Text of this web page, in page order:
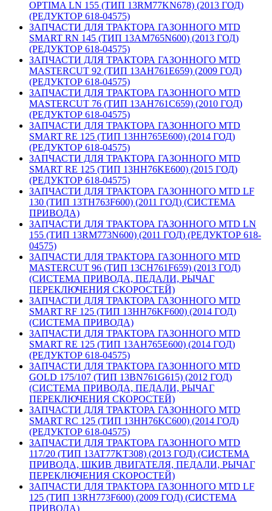
OPTIMA LN 155 (ТИП 13RM77KN678) (2013 ГОД)
(РЕДУКТОР 618-04575)
ЗАПЧАСТИ ДЛЯ ТРАКТОРА ГАЗОННОГО MTD
SMART RN 145 (ТИП 13AM765N600) (2013 ГОД)
(РЕДУКТОР 618-04575)
ЗАПЧАСТИ ДЛЯ ТРАКТОРА ГАЗОННОГО MTD
MASTERCUT 92 (ТИП 13AH761E659) (2009 ГОД)
(РЕДУКТОР 618-04575)
ЗАПЧАСТИ ДЛЯ ТРАКТОРА ГАЗОННОГО MTD
MASTERCUT 76 (ТИП 13AH761C659) (2010 ГОД)
(РЕДУКТОР 618-04575)
ЗАПЧАСТИ ДЛЯ ТРАКТОРА ГАЗОННОГО MTD
SMART RE 125 (ТИП 13HH765E600) (2014 ГОД)
(РЕДУКТОР 618-04575)
ЗАПЧАСТИ ДЛЯ ТРАКТОРА ГАЗОННОГО MTD
SMART RE 125 (ТИП 13HH76KE600) (2015 ГОД)
(РЕДУКТОР 618-04575)
ЗАПЧАСТИ ДЛЯ ТРАКТОРА ГАЗОННОГО MTD LF
130 (ТИП 13TH763F600) (2011 ГОД) (СИСТЕМА
ПРИВОДА)
ЗАПЧАСТИ ДЛЯ ТРАКТОРА ГАЗОННОГО MTD LN
155 (ТИП 13RM773N600) (2011 ГОД) (РЕДУКТОР 618-
04575)
ЗАПЧАСТИ ДЛЯ ТРАКТОРА ГАЗОННОГО MTD
MASTERCUT 96 (ТИП 13CH761F659) (2013 ГОД)
(СИСТЕМА ПРИВОДА, ПЕДАЛИ, РЫЧАГ
ПЕРЕКЛЮЧЕНИЯ СКОРОСТЕЙ)
ЗАПЧАСТИ ДЛЯ ТРАКТОРА ГАЗОННОГО MTD
SMART RF 125 (ТИП 13HH76KF600) (2014 ГОД)
(СИСТЕМА ПРИВОДА)
ЗАПЧАСТИ ДЛЯ ТРАКТОРА ГАЗОННОГО MTD
SMART RE 125 (ТИП 13AH765E600) (2014 ГОД)
(РЕДУКТОР 618-04575)
ЗАПЧАСТИ ДЛЯ ТРАКТОРА ГАЗОННОГО MTD
GOLD 175/107 (ТИП 13BN761G615) (2012 ГОД)
(СИСТЕМА ПРИВОДА, ПЕДАЛИ, РЫЧАГ
ПЕРЕКЛЮЧЕНИЯ СКОРОСТЕЙ)
ЗАПЧАСТИ ДЛЯ ТРАКТОРА ГАЗОННОГО MTD
SMART RC 125 (ТИП 13HH76KC600) (2014 ГОД)
(РЕДУКТОР 618-04575)
ЗАПЧАСТИ ДЛЯ ТРАКТОРА ГАЗОННОГО MTD
117/20 (ТИП 13AT77KT308) (2013 ГОД) (СИСТЕМА
ПРИВОДА, ШКИВ ДВИГАТЕЛЯ, ПЕДАЛИ, РЫЧАГ
ПЕРЕКЛЮЧЕНИЯ СКОРОСТЕЙ)
ЗАПЧАСТИ ДЛЯ ТРАКТОРА ГАЗОННОГО MTD LF
125 (ТИП 13RH773F600) (2009 ГОД) (СИСТЕМА
ПРИВОДА)